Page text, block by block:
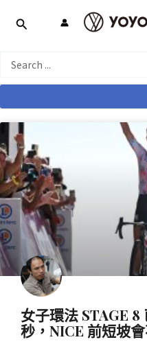
Search
女子環法 STAGE 8
秒，NICE 前短坡